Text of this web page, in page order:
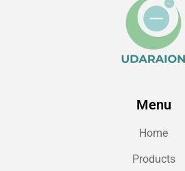
Menu
Home
Products